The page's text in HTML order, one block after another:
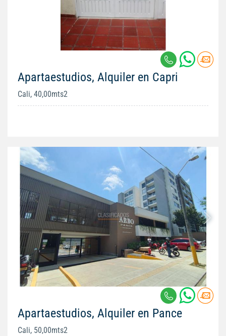
Apartaestudios, Alquiler en Capri
Cali, 40,00mts2
Apartaestudios, Alquiler en Pance
Cali, 50,00mts2